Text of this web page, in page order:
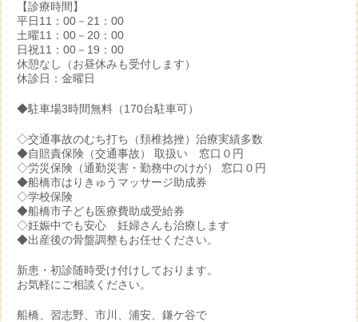
【診療時間】
平日11：00－21：00
土曜11：00－20：00
日祝11：00－19：00
休憩なし（お昼休みも受付します）
休診日：金曜日
◆駐車場3時間無料（170台駐車可）
◇交通事故のむち打ち（頚椎捻挫）治療実績多数
◆自賠責保険（交通事故） 取扱い 窓口０円
◇労災保険（通勤災害・勤務中のけが） 窓口０円
◆船橋市はりきゅうマッサージ助成券
◇学校保険
◆船橋市子ども医療費助成受給券
◇妊娠中でも安心 妊婦さんも治療します
◆出産後の骨盤調整もお任せください。
新患・初診随時受け付けしております。
お気軽にご相談ください。
船橋、習志野、市川、浦安、鎌ケ谷で